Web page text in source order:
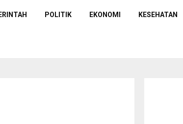
POLITIK EKONOMI KESEHATAN